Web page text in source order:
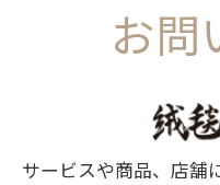
お問
サービスや商品、店舗